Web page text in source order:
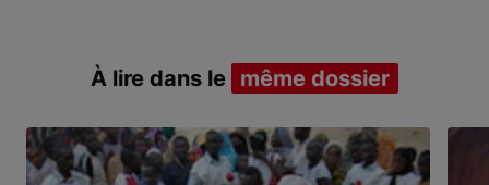
À lire dans le même dossier